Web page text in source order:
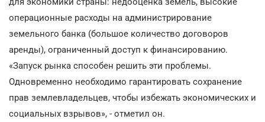
операционные расходы на администрирование
земельного банка (большое количество договоров
аренды), ограниченный доступ к финансированию.
«Запуск рынка способен решить эти проблемы.
Одновременно необходимо гарантировать сохранение
прав землевладельцев, чтобы избежать экономических и
социальных взрывов», - отметил он.